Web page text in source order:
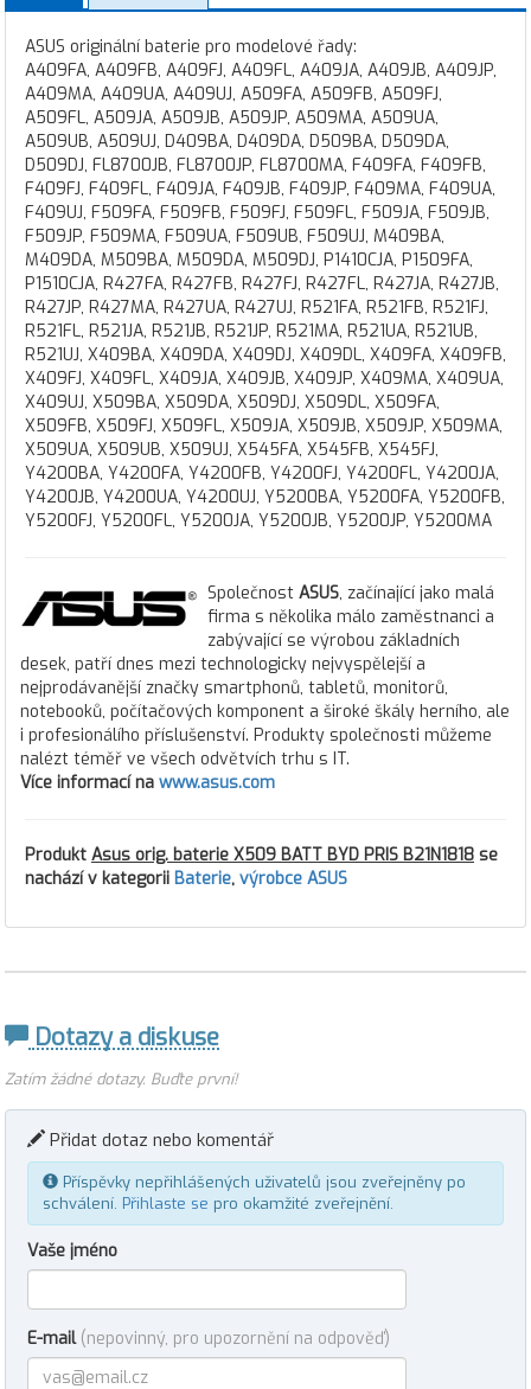
ASUS originální baterie pro modelové řady:
A409FA, A409FB, A409FJ, A409FL, A409JA, A409JB, A409JP,
A409MA, A409UA, A409UJ, A509FA, A509FB, A509FJ,
A509FL, A509JA, A509JB, A509JP, A509MA, A509UA,
A509UB, A509UJ, D409BA, D409DA, D509BA, D509DA,
D509DJ, FL8700JB, FL8700JP, FL8700MA, F409FA, F409FB,
F409FJ, F409FL, F409JA, F409JB, F409JP, F409MA, F409UA,
F409UJ, F509FA, F509FB, F509FJ, F509FL, F509JA, F509JB,
F509JP, F509MA, F509UA, F509UB, F509UJ, M409BA,
M409DA, M509BA, M509DA, M509DJ, P1410CJA, P1509FA,
P1510CJA, R427FA, R427FB, R427FJ, R427FL, R427JA, R427JB,
R427JP, R427MA, R427UA, R427UJ, R521FA, R521FB, R521FJ,
R521FL, R521JA, R521JB, R521JP, R521MA, R521UA, R521UB,
R521UJ, X409BA, X409DA, X409DJ, X409DL, X409FA, X409FB,
X409FJ, X409FL, X409JA, X409JB, X409JP, X409MA, X409UA,
X409UJ, X509BA, X509DA, X509DJ, X509DL, X509FA,
X509FB, X509FJ, X509FL, X509JA, X509JB, X509JP, X509MA,
X509UA, X509UB, X509UJ, X545FA, X545FB, X545FJ,
Y4200BA, Y4200FA, Y4200FB, Y4200FJ, Y4200FL, Y4200JA,
Y4200JB, Y4200UA, Y4200UJ, Y5200BA, Y5200FA, Y5200FB,
Y5200FJ, Y5200FL, Y5200JA, Y5200JB, Y5200JP, Y5200MA
Společnost ASUS, začínající jako malá
firma s několika málo zaměstnanci a
zabývající se výrobou základních
desek, patří dnes mezi technologicky nejvyspělejší a
nejprodávanější značky smartphonů, tabletů, monitorů,
notebooků, počítačových komponent a široké škály herního, ale
i profesionálího příslušenství. Produkty společnosti můžeme
nalézt téměř ve všech odvětvích trhu s IT.
Více informací na www.asus.com
Produkt Asus orig. baterie X509 BATT BYD PRIS B21N1818 se
nachází v kategorii Baterie, výrobce ASUS
Dotazy a diskuse
Zatím žádné dotazy. Buďte první!
Přidat dotaz nebo komentář
Příspěvky nepřihlášených uživatelů jsou zveřejněny po
schválení. Přihlaste se pro okamžité zveřejnění.
Vaše jméno
E-mail (nepovinný, pro upozornění na odpověď)